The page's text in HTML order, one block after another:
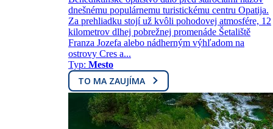
dnešnému populárnemu turistickému centru Opatija.
Za prehliadku stojí už kvôli pohodovej atmosfére, 12
kilometrov dlhej pobrežnej promenáde Šetaliště
Franza Jozefa alebo nádherným výhľadom na
ostrovy Cres a...
Typ: Mesto
TO MA ZAUJÍMA